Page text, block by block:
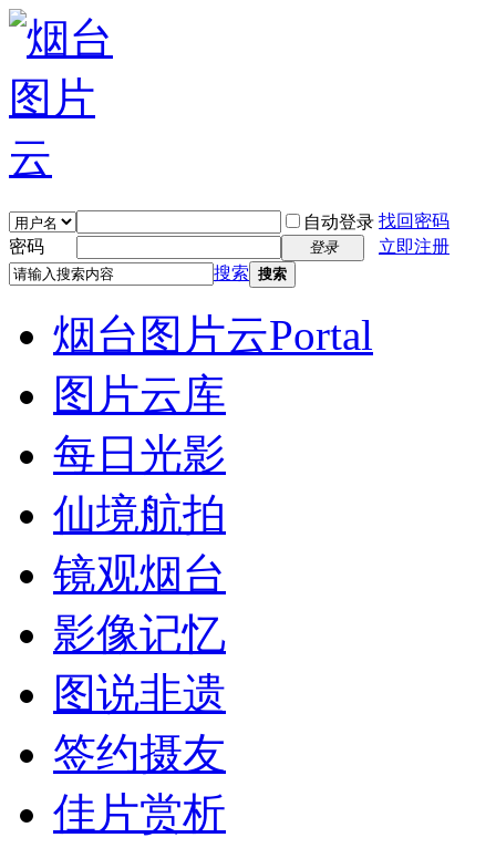
自动登录 找回密码
密码
登录
立即注册
搜索 搜索
烟台图片云Portal
图片云库
每日光影
仙境航拍
镜观烟台
影像记忆
图说非遗
签约摄友
佳片赏析